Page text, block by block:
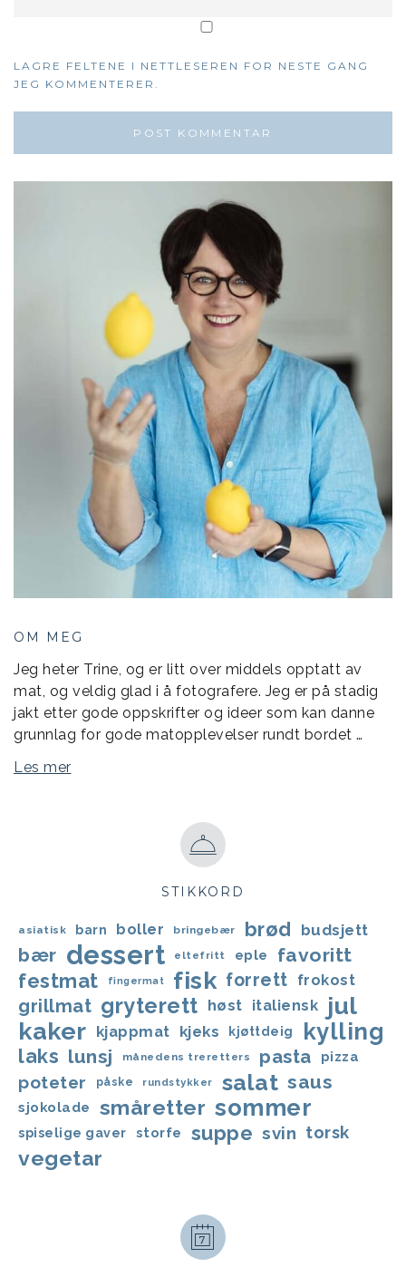
LAGRE FELTENE I NETTLESEREN FOR NESTE GANG
JEG KOMMENTERER.
OM MEG
Jeg heter Trine, og er litt over middels opptatt av
mat, og veldig glad i å fotografere. Jeg er på stadig
jakt etter gode oppskrifter og ideer som kan danne
grunnlag for gode matopplevelser rundt bordet …
Les mer
STIKKORD
asiatisk barn boller bringebær brød budsjett
bær dessert eltefritt eple favoritt
festmat fingermat fisk forrett frokost
grillmat gryterett høst italiensk
jul
kaker kjappmat kjeks kjøttdeig kylling
laks lunsj månedens treretters pasta pizza
poteter påske rundstykker salat saus
sjokolade småretter sommer
spiselige gaver storfe suppe svin torsk
vegetar